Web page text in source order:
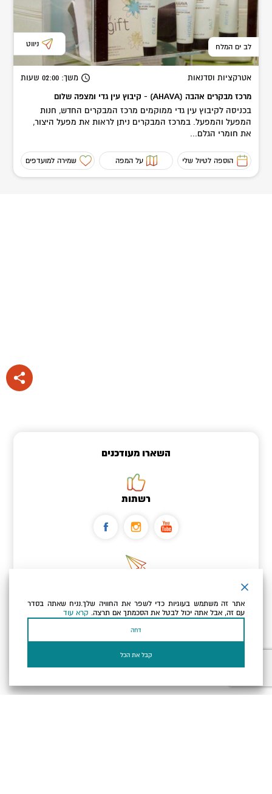
לב ים המלח ניווט
אטרקציות וסדנאות משך: 02:00 שעות
מרכז מבקרים אהבה (AHAVA) - קיבוץ עין גדי ומצפה שלום
בכניסה לקיבוץ עין גדי ממוקמים מרכז המבקרים החדש, חנות
המפעל והמפעל. במרכז המבקרים ניתן לראות את מפעל היצור,
את חומרי הגלם...
הוספה לטיול שלי על המפה שמירה למועדפים
השארו מעודכנים
רשתות
כתובת הדוא"ל שלך
אני מאשר/ת שקראתי ומסכים/הלמדיניות הפרטיות ולמדיניות
אתר זה משתמש בעוגיות כדי לשפר את החוויה שלך.נניח שאתה בסדר
עם זה, אבל אתה יכול לבטל את הסכמתך אם תרצה. קרא עוד
דחה
קבל את הכל